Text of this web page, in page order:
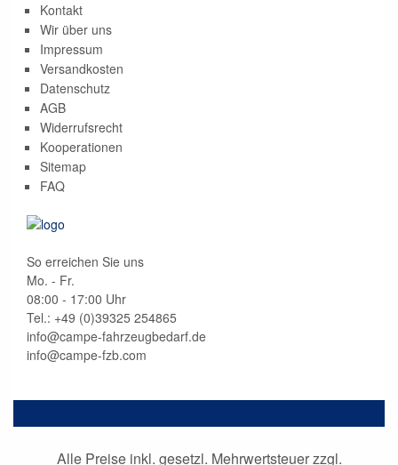
Kontakt
Wir über uns
Impressum
Versandkosten
Datenschutz
AGB
Widerrufsrecht
Kooperationen
Sitemap
FAQ
So erreichen Sie uns
Mo. - Fr.
08:00 - 17:00 Uhr
Tel.: +49 (0)39325 254865
info@campe-fahrzeugbedarf.de
info@campe-fzb.com
Alle Preise inkl. gesetzl. Mehrwertsteuer zzgl.